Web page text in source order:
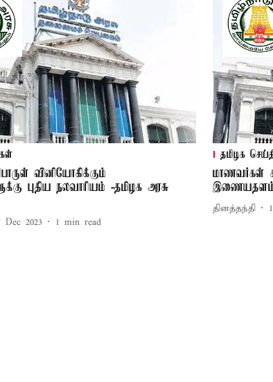
வினியோகிக்கும்
புதிய நலவாரியம் -தமிழக அரசு
Dec 2023 1 min read
தமிழக
மாணவர்கள்
இணையதளம்
தினத்தந்தி